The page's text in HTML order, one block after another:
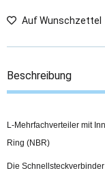
Auf Wunschzettel
Beschreibung
L-Mehrfachverteiler mit
Ring (NBR)
Die